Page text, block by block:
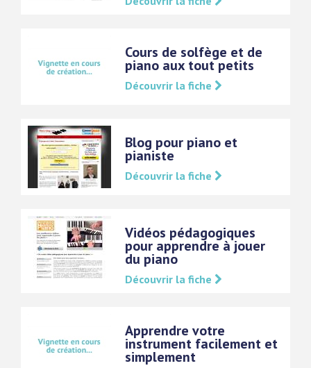
Cours de solfège et de
piano aux tout petits
Découvrir la fiche
Blog pour piano et
pianiste
Découvrir la fiche
Vidéos pédagogiques
pour apprendre à jouer
du piano
Découvrir la fiche
Apprendre votre
instrument facilement et
simplement